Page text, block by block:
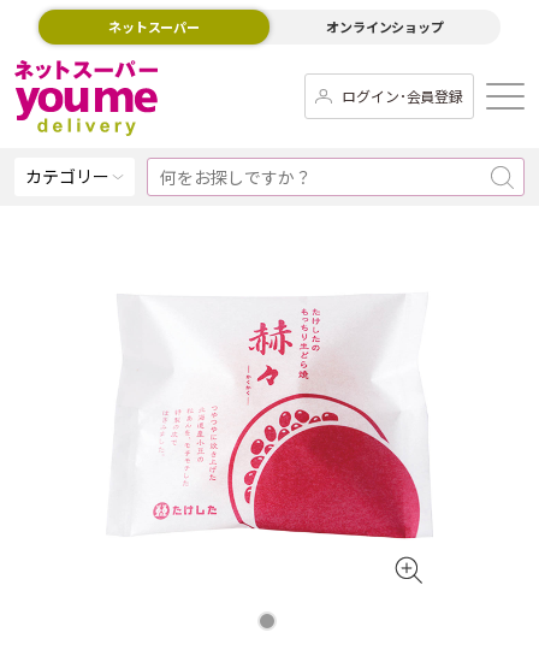
ネットスーパー オンラインショップ
ログイン･会員登録
カテゴリー